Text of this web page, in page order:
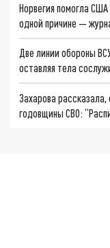
Норвегия помогла
одной причине —
Две линии обороны
оставляя тела
Захарова рассказала,
годовщины СВО: